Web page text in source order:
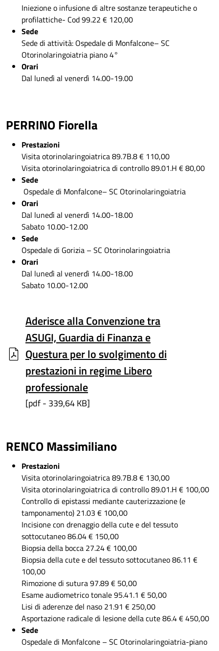
Iniezione o infusione di altre sostanze terapeutiche o
profilattiche- Cod 99.22 € 120,00
Sede
Sede di attività: Ospedale di Monfalcone– SC
Otorinolaringoiatria piano 4°
Orari
Dal lunedì al venerdì 14.00-19.00
PERRINO Fiorella
Prestazioni
Visita otorinolaringoiatrica 89.7B.8 € 110,00
Visita otorinolaringoiatrica di controllo 89.01.H € 80,00
Sede
Ospedale di Monfalcone– SC Otorinolaringoiatria
Orari
Dal lunedì al venerdì 14.00-18.00
Sabato 10.00-12.00
Sede
Ospedale di Gorizia – SC Otorinolaringoiatria
Orari
Dal lunedì al venerdì 14.00-18.00
Sabato 10.00-12.00
Aderisce alla Convenzione tra
ASUGI, Guardia di Finanza e
Questura per lo svolgimento di
prestazioni in regime Libero
professionale
[pdf - 339,64 KB]
RENCO Massimiliano
Prestazioni
Visita otorinolaringoiatrica 89.7B.8 € 130,00
Visita otorinolaringoiatrica di controllo 89.01.H € 100,00
Controllo di epistassi mediante cauterizzazione (e
tamponamento) 21.03 € 100,00
Incisione con drenaggio della cute e del tessuto
sottocutaneo 86.04 € 150,00
Biopsia della bocca 27.24 € 100,00
Biopsia della cute e del tessuto sottocutaneo 86.11 €
100,00
Rimozione di sutura 97.89 € 50,00
Esame audiometrico tonale 95.41.1 € 50,00
Lisi di aderenze del naso 21.91 € 250,00
Asportazione radicale di lesione della cute 86.4 € 450,00
Sede
Ospedale di Monfalcone – SC Otorinolaringoiatria-piano